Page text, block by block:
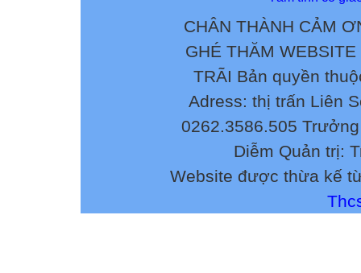
CHÂN THÀNH CẢM
GHÉ THĂM
TRÃI Bản quyền
Adress: thị trấn Liên
0262.3586.505
Diễm Quản trị:
Website được thừa kế